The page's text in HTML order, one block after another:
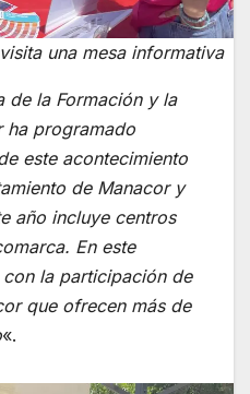
una mesa informativa
de la Formación y la
ha programado
este acontecimiento
de Manacor y
año incluye centros
En este
la participación de
que ofrecen más de
«.